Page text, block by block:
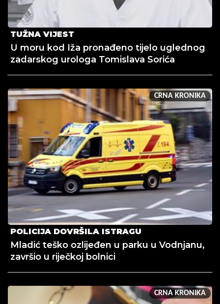
TUŽNA VIJEST
U moru kod Iža pronađeno tijelo uglednog
zadarskog urologa Tomislava Sorića
CRNA KRONIKA
POLICIJA DOVRŠILA ISTRAGU
Mladić teško ozlijeđen u parku u Vodnjanu,
završio u riječkoj bolnici
CRNA KRONIKA